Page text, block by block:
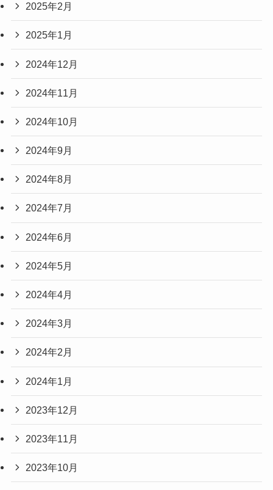
2025年2月
2025年1月
2024年12月
2024年11月
2024年10月
2024年9月
2024年8月
2024年7月
2024年6月
2024年5月
2024年4月
2024年3月
2024年2月
2024年1月
2023年12月
2023年11月
2023年10月